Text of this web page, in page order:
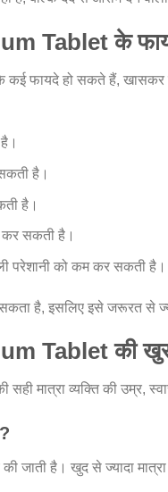
Tablet के
फायदे हो सकते हैं, खासकर
है।
है।
कर सकती है।
परेशानी को कम कर सकती है।
है, इसलिए इसे जरूरत से
Tablet की
मात्रा व्यक्ति की उम्र,
की जाती है। खुद से ज्यादा